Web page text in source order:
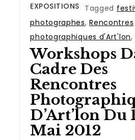
EXPOSITIONS Tagged
photographes,Rencontres
photographiques d'Art'lon,
Workshops
Cadre Des
Rencontres
D’Art’lon Du
Mai 2012